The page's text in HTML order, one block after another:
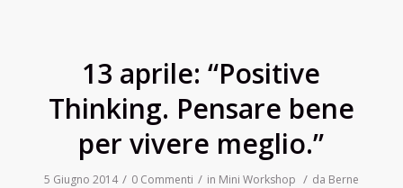
13 aprile: “Positive
Thinking. Pensare bene
per vivere meglio.”
5 Giugno 2014 / 0 Commenti / in Mini Workshop / da Berne